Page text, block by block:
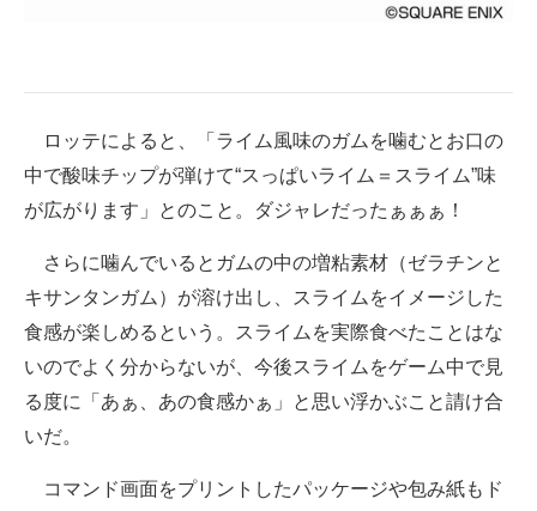
IT製品の技術・比較・事例
製造業のIT導入・活用を支援
エレクトロニクス専門サイト
電子設計の基本と応用
エネルギーの専門メディア
建設×テクノロジーの最前線
ちょっと気になるネットの話題
ロッテによると、「ライム風味のガムを噛むとお口の
中で酸味チップが弾けて“スっぱいライム＝スライム”味
が広がります」とのこと。ダジャレだったぁぁぁ！
さらに噛んでいるとガムの中の増粘素材（ゼラチンと
キサンタンガム）が溶け出し、スライムをイメージした
食感が楽しめるという。スライムを実際食べたことはな
いのでよく分からないが、今後スライムをゲーム中で見
る度に「あぁ、あの食感かぁ」と思い浮かぶこと請け合
いだ。
コマンド画面をプリントしたパッケージや包み紙もド